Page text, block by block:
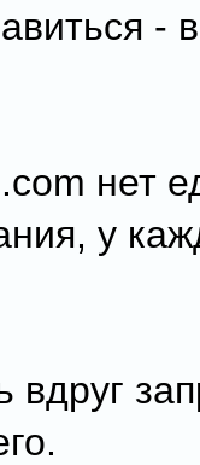
-
нет
у
вдруг